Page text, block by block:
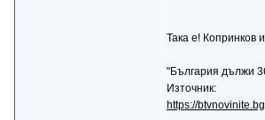
Така е! Копринков
"България дължи
Източник:
https://